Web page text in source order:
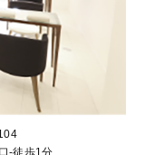
-徒歩1分